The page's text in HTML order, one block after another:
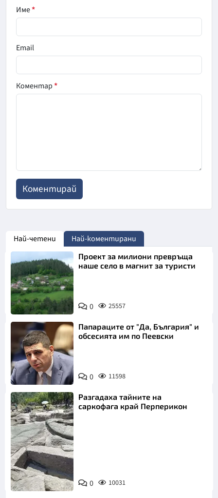
Име*
Email
Коментар*
Най-четени Най-коментирани
Проект за милиони превръща
наше село в магнит за туристи
0 25557
Папараците от "Да, България" и
обсесията им по Пеевски
0 11598
Снимка:
Bulgaria ON
AIR
Разгадаха тайните на
саркофага край Перперикон
0 10031